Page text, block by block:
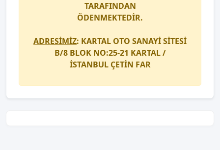
TARAFINDAN
ÖDENMEKTEDİR.
ADRESİMİZ: KARTAL OTO SANAYİ SİTESİ
B/8 BLOK NO:25-21 KARTAL /
İSTANBUL ÇETİN FAR